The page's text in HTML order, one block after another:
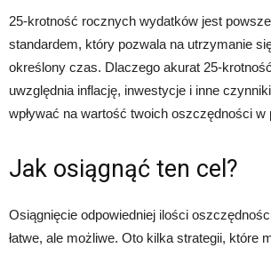
25-krotność rocznych wydatków jest
standardem, który pozwala na utrzymanie
określony czas. Dlaczego akurat 25-
uwzględnia inflację, inwestycje i inne
wpływać na wartość twoich oszczędności w
Jak osiągnąć ten cel?
Osiągnięcie odpowiedniej ilości
łatwe, ale możliwe. Oto kilka strategii, które